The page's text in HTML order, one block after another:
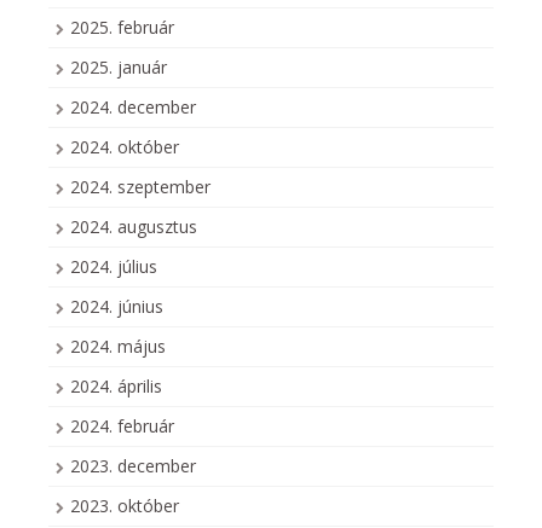
2025. február
2025. január
2024. december
2024. október
2024. szeptember
2024. augusztus
2024. július
2024. június
2024. május
2024. április
2024. február
2023. december
2023. október